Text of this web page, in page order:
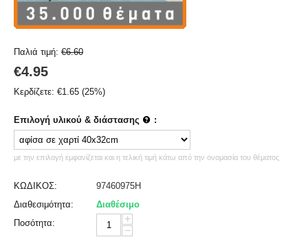
Παλιά τιμή: €6.60
€4.95
Κερδίζετε: €1.65 (25%)
Επιλογή υλικού & διάστασης :
με την επιλογή εμφανίζεται και η τελική τιμή κάτω από την ονομασία του θέματος
ΚΩΔΙΚΟΣ:
97460975H
Διαθεσιμότητα:
Διαθέσιμο
Ποσότητα:
+
−